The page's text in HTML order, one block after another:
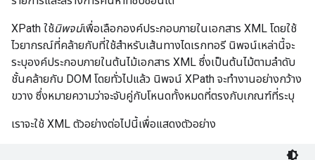
XPath ใช้นิพจน์เพื่อเลือกองค์ประกอบภายในเอกสาร XML โดยใช้
ไวยากรณ์ที่คล้ายกับที่ใช้สำหรับเส้นทางไดเรกทอรี นิพจน์เหล่านี้จะ
ระบุองค์ประกอบภายในต้นไม้เอกสาร XML ซึ่งเป็นต้นไม้ตามลําดับ
ชั้นคล้ายกับ DOM โดยทั่วไปแล้ว นิพจน์ XPath จะทำงานอย่างกว้าง
ขวาง ซึ่งหมายความว่าจะจับคู่กับโหนดทั้งหมดที่ตรงกับเกณฑ์ที่ระบุ
เราจะใช้ XML ตัวอย่างต่อไปนี้เพื่อแสดงตัวอย่าง